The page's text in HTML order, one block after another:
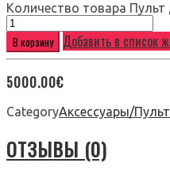
Количество товара Пульт
В корзину Добавить в список
5000.00€
CategoryАксессуары/
ОТЗЫВЫ (0)